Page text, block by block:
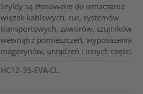
Szyldy są stosowane do oznaczania
wiązek kablowych, rur, systemów
transportowych, zaworów, czujników
wewnątrz pomieszczeń, wyposażenia
magazynów, urządzeń i innych części.
HC12-35-EVA-CL